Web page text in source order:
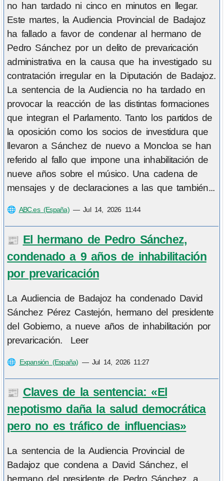
no han tardado ni cinco en minutos en llegar.
Este martes, la Audiencia Provincial de Badajoz
ha fallado a favor de condenar al hermano de
Pedro Sánchez por un delito de prevaricación
administrativa en la causa que ha investigado su
contratación irregular en la Diputación de Badajoz.
La sentencia de la Audiencia no ha tardado en
provocar la reacción de las distintas formaciones
que integran el Parlamento. Tanto los partidos de
la oposición como los socios de investidura que
llevaron a Sánchez de nuevo a Moncloa se han
referido al fallo que impone una inhabilitación de
nueve años sobre el músico. Una cadena de
mensajes y de declaraciones a las que también...
🌐 ABC.es (España)—Jul 14, 2026 11:44
📰 El hermano de Pedro Sánchez,
condenado a 9 años de inhabilitación
por prevaricación
La Audiencia de Badajoz ha condenado David
Sánchez Pérez Castejón, hermano del presidente
del Gobierno, a nueve años de inhabilitación por
prevaricación. Leer
🌐 Expansión (España) — Jul 14, 2026 11:27
📰 Claves de la sentencia: «El
nepotismo daña la salud democrática
pero no es tráfico de influencias»
La sentencia de la Audiencia Provincial de
Badajoz que condena a David Sánchez, el
hermano del presidente de Pedro Sánchez, a